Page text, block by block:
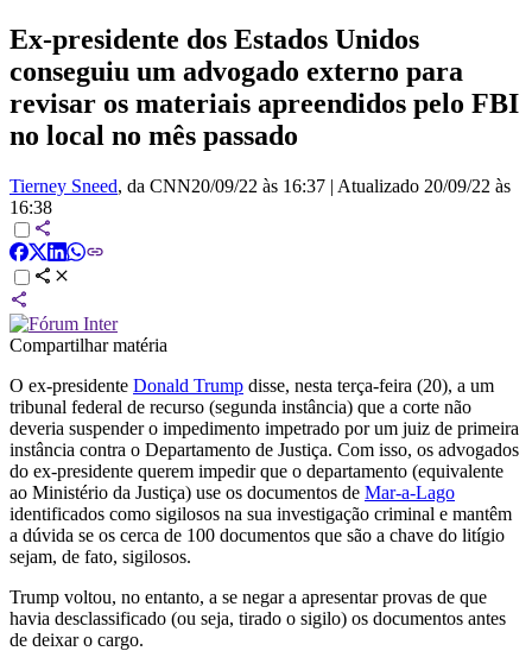
Ex-presidente dos Estados Unidos
conseguiu um advogado externo para
revisar os materiais apreendidos pelo FBI
no local no mês passado
Tierney Sneed, da CNN20/09/22 às 16:37 | Atualizado 20/09/22 às
16:38
Compartilhar matéria
O ex-presidente Donald Trump disse, nesta terça-feira (20), a um
tribunal federal de recurso (segunda instância) que a corte não
deveria suspender o impedimento impetrado por um juiz de primeira
instância contra o Departamento de Justiça. Com isso, os advogados
do ex-presidente querem impedir que o departamento (equivalente
ao Ministério da Justiça) use os documentos de Mar-a-Lago
identificados como sigilosos na sua investigação criminal e mantêm
a dúvida se os cerca de 100 documentos que são a chave do litígio
sejam, de fato, sigilosos.
Trump voltou, no entanto, a se negar a apresentar provas de que
havia desclassificado (ou seja, tirado o sigilo) os documentos antes
de deixar o cargo.